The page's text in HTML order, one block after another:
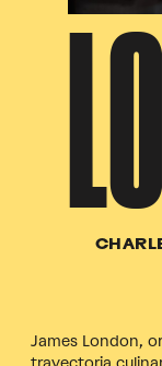
James London,